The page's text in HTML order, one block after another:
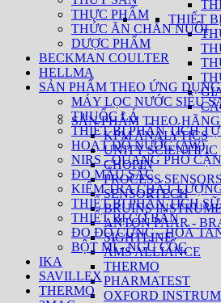
THIẾT
SẢN PHẨM THEO HÃNG
KPM ANALYTICS
UNITY SCIENTIFIC
CHOPIN
PROCESS SENSORS
SENSORTECH
BRUINS
ANTON PAAR -
SIGHTLINE
AMS ALLIANCE
THERMO
PHARMATEST
OXFORD
THỰC PHẨM
THỨC ĂN CHĂN NUÔI
DƯỢC PHẨM
BECKMAN COULTER
HELLMA
SẢN PHẨM THEO ỨNG DỤNG
MÁY LỌC NƯỚC SIÊU
THUỐC LÁ
THIẾT BỊ PHÂN TÍCH
HOẠT ĐỘ NƯỚC (AW)
NIRS - QUANG PHỔ
ĐO MÀU SẮC
KIỂM TRA CHẤT
THIẾT BỊ PHÂN TÍCH
THIẾT BỊ CƠ BẢN
ĐO ĐỘ CỨNG - HOÀ
BỘT MÌ - NGŨ CỐC
IKA
SAVILLEX
THERMO